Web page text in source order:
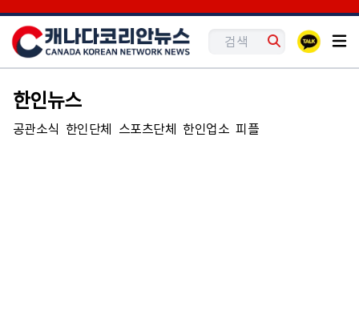
한인뉴스
공관소식 한인단체 스포츠단체 한인업소 피플